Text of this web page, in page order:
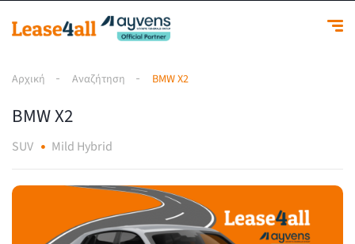
Αρχική Αναζήτηση BMW X2
BMW X2
SUV Mild Hybrid